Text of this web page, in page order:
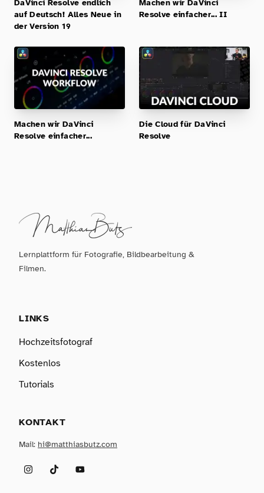
DaVinci Resolve endlich
auf Deutsch! Alles Neue in
der Version 19
Machen wir DaVinci
Resolve einfacher... II
Machen wir DaVinci
Resolve einfacher...
Die Cloud für DaVinci
Resolve
Lernplattform für Fotografie, Bildbearbeitung &
Filmen.
LINKS
Hochzeitsfotograf
Kostenlos
Tutorials
KONTAKT
Mail: hi@matthiasbutz.com
InstagramTikTokYouTube